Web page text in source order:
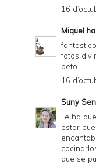
16
Miquel
fotos
peto
16
Suny
Te ha
estar
que se